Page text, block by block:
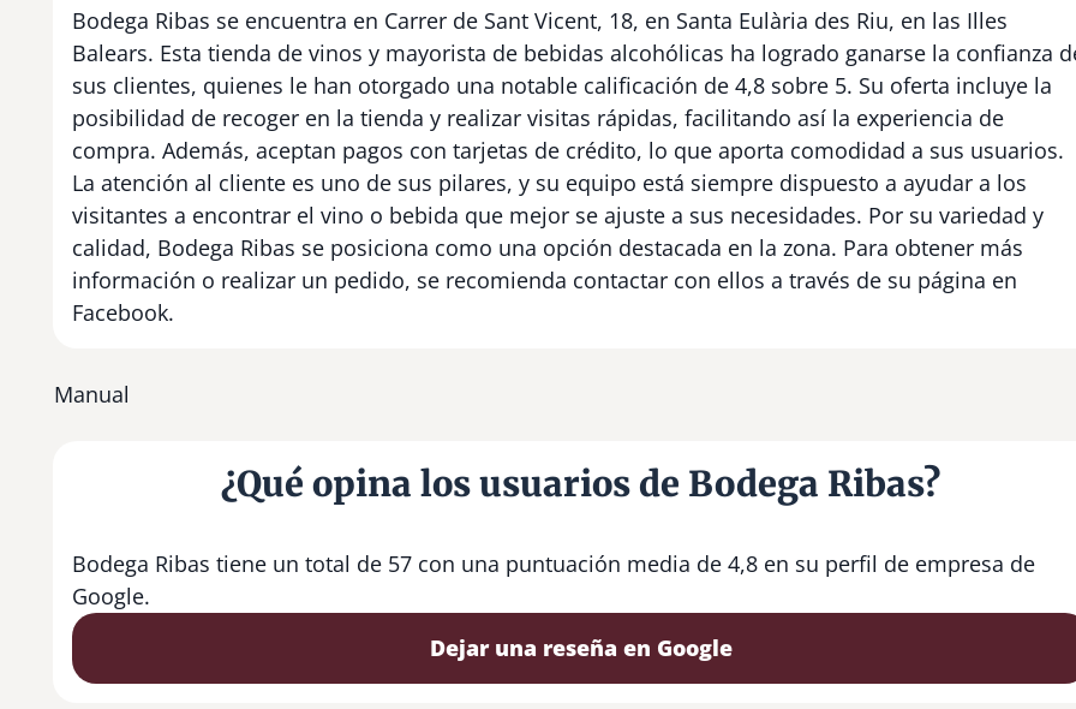
Bodega Ribas se encuentra en Carrer de Sant Vicent, 18, en Santa Eulària des Riu, en las Illes
Balears. Esta tienda de vinos y mayorista de bebidas alcohólicas ha logrado ganarse la confianza
sus clientes, quienes le han otorgado una notable calificación de 4,8 sobre 5. Su oferta incluye la
posibilidad de recoger en la tienda y realizar visitas rápidas, facilitando así la experiencia de
compra. Además, aceptan pagos con tarjetas de crédito, lo que aporta comodidad a sus usuarios.
La atención al cliente es uno de sus pilares, y su equipo está siempre dispuesto a ayudar a los
visitantes a encontrar el vino o bebida que mejor se ajuste a sus necesidades. Por su variedad y
calidad, Bodega Ribas se posiciona como una opción destacada en la zona. Para obtener más
información o realizar un pedido, se recomienda contactar con ellos a través de su página en
Facebook.
Manual
¿Qué opina los usuarios de Bodega Ribas?
Bodega Ribas tiene un total de 57 con una puntuación media de 4,8 en su perfil de empresa de
Google.
Dejar una reseña en Google